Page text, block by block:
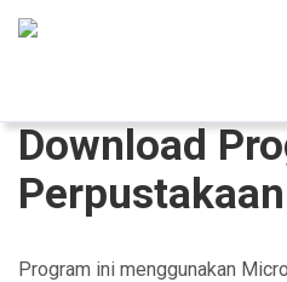
Download
Program ini menggunakan